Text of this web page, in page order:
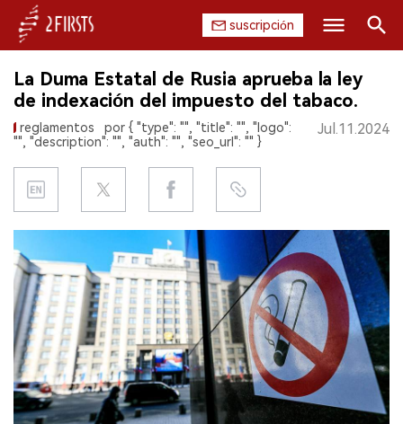
suscripción
INICIO
EMPRESA
PRODUCTO
CHINA
DATOS
EXPOSICIÓN
ENTREVISTA
Buscar
La Duma Estatal de Rusia aprueba la ley
de indexación del impuesto del tabaco.
reglamentos
por { "type": "", "title": "", "logo":
"", "description": "", "auth": "", "seo_url": "" }
Jul.11.2024